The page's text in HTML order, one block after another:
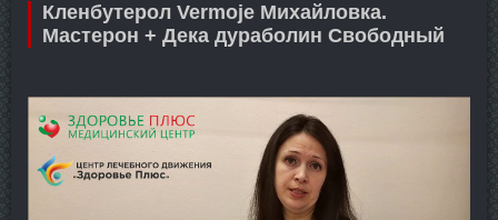
Кленбутерол Vermoje Михайловка.
Мастерон + Дека дураболин Свободный